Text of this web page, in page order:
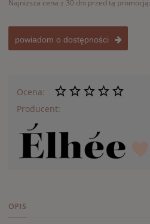
Najniższa cena z 30 dni przed tą promocją:
powiadom o dostępności
Ocena:
Producent:
OPIS